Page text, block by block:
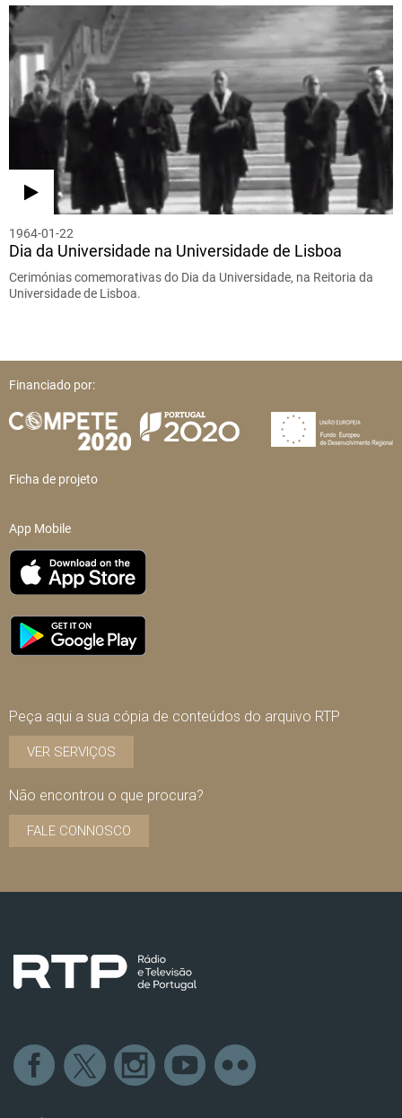
1964-01-22
Dia da Universidade na Universidade de Lisboa
Cerimónias comemorativas do Dia da Universidade, na Reitoria da
Universidade de Lisboa.
Financiado por:
Ficha de projeto
App Mobile
Peça aqui a sua cópia de conteúdos do arquivo RTP
VER SERVIÇOS
Não encontrou o que procura?
FALE CONNOSCO